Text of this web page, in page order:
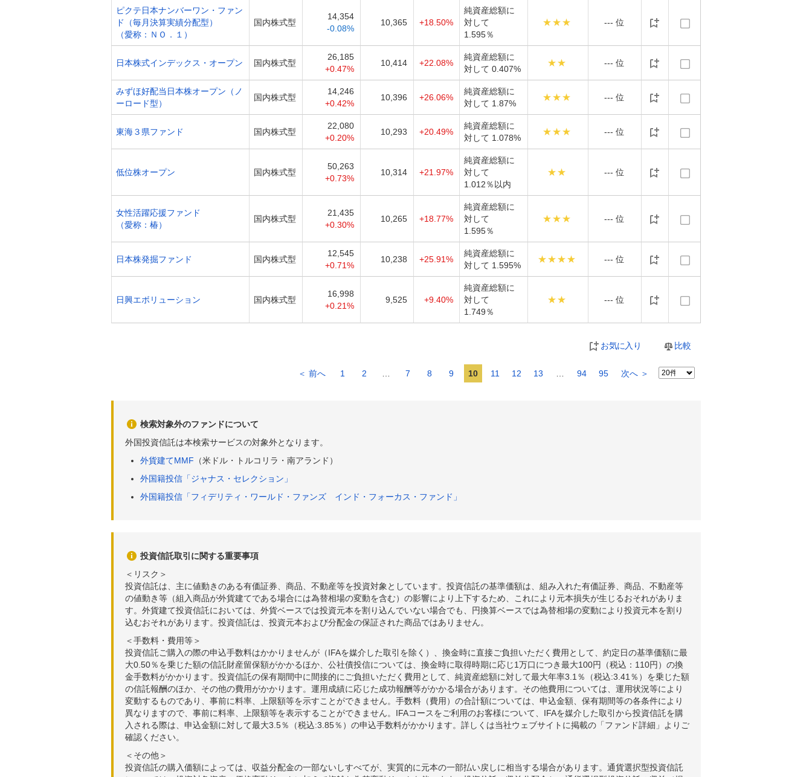
ピクテ日本ナンバーワン・ファン
ド（毎月決算実績分配型）
（愛称：ＮＯ．１）
国内株式型
14,354
-0.08%
10,365 +18.50%
純資産総額に
対して
1.595％
★★★ --- 位
日本株式インデックス・オープン 国内株式型
26,185
+0.47%
10,414 +22.08%
純資産総額に
対して 0.407%
★★ --- 位
みずほ好配当日本株オープン（ノ
ーロード型）
国内株式型
14,246
+0.42%
10,396 +26.06%
純資産総額に
対して 1.87%
★★★ --- 位
東海３県ファンド 国内株式型
22,080
+0.20%
10,293 +20.49%
純資産総額に
対して 1.078%
★★★ --- 位
低位株オープン 国内株式型
50,263
+0.73%
10,314 +21.97%
純資産総額に
対して
1.012％以内
★★ --- 位
女性活躍応援ファンド
（愛称：椿）
国内株式型
21,435
+0.30%
10,265 +18.77%
純資産総額に
対して
1.595％
★★★ --- 位
日本株発掘ファンド 国内株式型
12,545
+0.71%
10,238 +25.91%
純資産総額に
対して 1.595%
★★★★ --- 位
日興エボリューション 国内株式型
16,998
+0.21%
9,525 +9.40%
純資産総額に
対して
1.749％
★★ --- 位
比較
お気に入り
＜ 前へ 1 2 7 8 9 10 11 12 13 94 95 次へ ＞
検索対象外のファンドについて
外国投資信託は本検索サービスの対象外となります。
外貨建てMMF （米ドル・トルコリラ・南アランド）
外国籍投信「ジャナス・セレクション」
外国籍投信「フィデリティ・ワールド・ファンズ インド・フォーカス・ファンド」
投資信託取引に関する重要事項
＜リスク＞
投資信託は、主に値動きのある有価証券、商品、不動産等を投資対象としています。投資信託の基準価額は、組み入れた有価証券、商品、不動産等
の値動き等（組入商品が外貨建てである場合には為替相場の変動を含む）の影響により上下するため、これにより元本損失が生じるおそれがありま
す。外貨建て投資信託においては、外貨ベースでは投資元本を割り込んでいない場合でも、円換算ベースでは為替相場の変動により投資元本を割り
込むおそれがあります。投資信託は、投資元本および分配金の保証された商品ではありません。
＜手数料・費用等＞
投資信託ご購入の際の申込手数料はかかりませんが（IFAを媒介した取引を除く）、換金時に直接ご負担いただく費用として、約定日の基準価額に最
大0.50％を乗じた額の信託財産留保額がかかるほか、公社債投信については、換金時に取得時期に応じ1万口につき最大100円（税込：110円）の換
金手数料がかかります。投資信託の保有期間中に間接的にご負担いただく費用として、純資産総額に対して最大年率3.1％（税込:3.41％）を乗じた額
の信託報酬のほか、その他の費用がかかります。運用成績に応じた成功報酬等がかかる場合があります。その他費用については、運用状況等により
変動するものであり、事前に料率、上限額等を示すことができません。手数料（費用）の合計額については、申込金額、保有期間等の各条件により
異なりますので、事前に料率、上限額等を表示することができません。IFAコースをご利用のお客様について、IFAを媒介した取引から投資信託を購
入される際は、申込金額に対して最大3.5％（税込:3.85％）の申込手数料がかかります。詳しくは当社ウェブサイトに掲載の「ファンド詳細」よりご
確認ください。
＜その他＞
投資信託の購入価額によっては、収益分配金の一部ないしすべてが、実質的に元本の一部払い戻しに相当する場合があります。通貨選択型投資信託